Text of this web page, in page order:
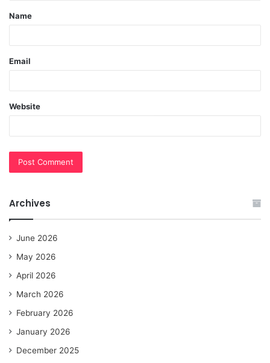
*
Name
Email
Website
Archives
June 2026
May 2026
April 2026
March 2026
February 2026
January 2026
December 2025